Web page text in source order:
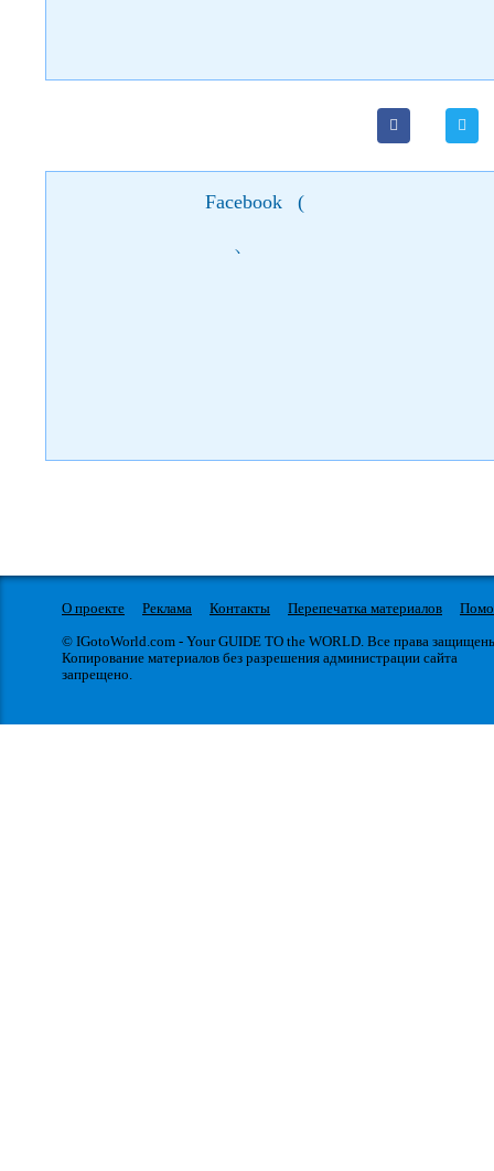
Facebook (
)
О проекте Реклама Контакты Перепечатка материалов
© IGotoWorld.com - Your GUIDE TO the WORLD. Все права
Копирование материалов без разрешения администрации сайта
запрещено.